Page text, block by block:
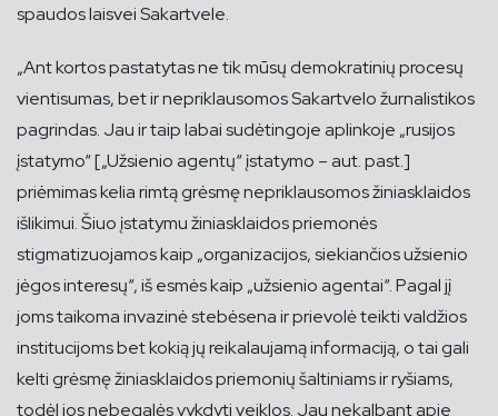
spaudos laisvei Sakartvele.
„Ant kortos pastatytas ne tik mūsų demokratinių procesų
vientisumas, bet ir nepriklausomos Sakartvelo žurnalistikos
pagrindas. Jau ir taip labai sudėtingoje aplinkoje „rusijos
įstatymo“ [„Užsienio agentų“ įstatymo – aut. past.]
priėmimas kelia rimtą grėsmę nepriklausomos žiniasklaidos
išlikimui. Šiuo įstatymu žiniasklaidos priemonės
stigmatizuojamos kaip „organizacijos, siekiančios užsienio
jėgos interesų“, iš esmės kaip „užsienio agentai“. Pagal jį
joms taikoma invazinė stebėsena ir prievolė teikti valdžios
institucijoms bet kokią jų reikalaujamą informaciją, o tai gali
kelti grėsmę žiniasklaidos priemonių šaltiniams ir ryšiams,
todėl jos nebegalės vykdyti veiklos. Jau nekalbant apie